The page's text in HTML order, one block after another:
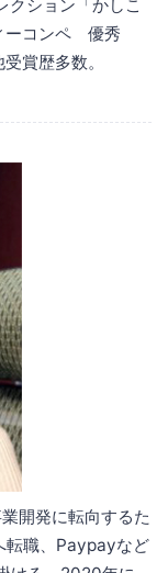
クション「かしこ
ーコンペ 優秀
賞歴多数。
開発に転向するた
職、Paypayなど